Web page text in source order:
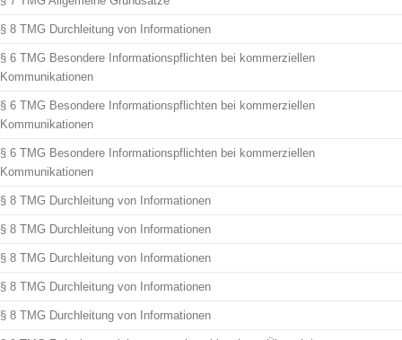
§ 8 TMG Durchleitung von Informationen
§ 6 TMG Besondere Informationspflichten bei kommerziellen
Kommunikationen
§ 6 TMG Besondere Informationspflichten bei kommerziellen
Kommunikationen
§ 6 TMG Besondere Informationspflichten bei kommerziellen
Kommunikationen
§ 8 TMG Durchleitung von Informationen
§ 8 TMG Durchleitung von Informationen
§ 8 TMG Durchleitung von Informationen
§ 8 TMG Durchleitung von Informationen
§ 8 TMG Durchleitung von Informationen